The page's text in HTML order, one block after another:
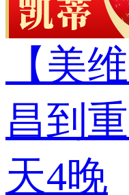
【美
昌到
天4晚